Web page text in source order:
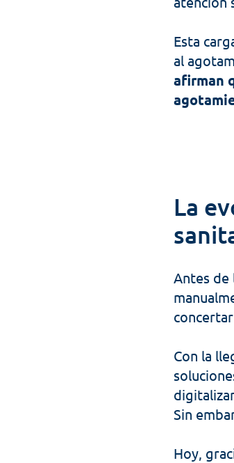
Esta
al
afirman
La
Antes de
Con la
Sin
Hoy,